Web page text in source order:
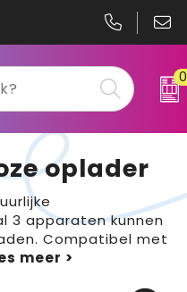
0
oplader
3 apparaten kunnen
Compatibel met